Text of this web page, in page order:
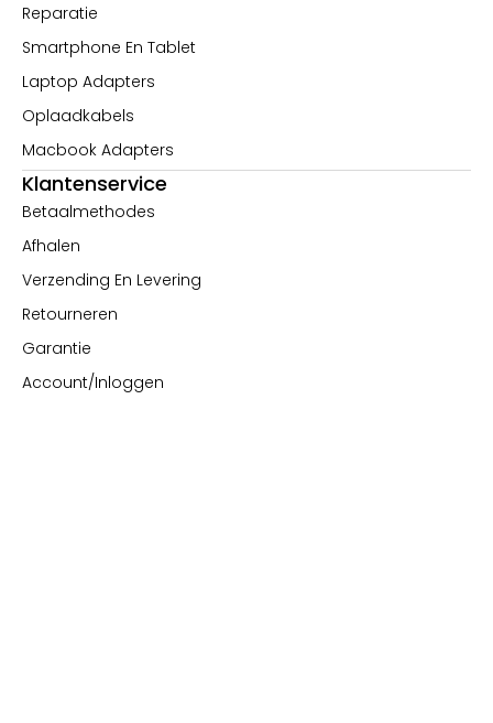
Reparatie
Smartphone En Tablet
Laptop Adapters
Oplaadkabels
Macbook Adapters
Klantenservice
Betaalmethodes
Afhalen
Verzending En Levering
Retourneren
Garantie
Account/Inloggen